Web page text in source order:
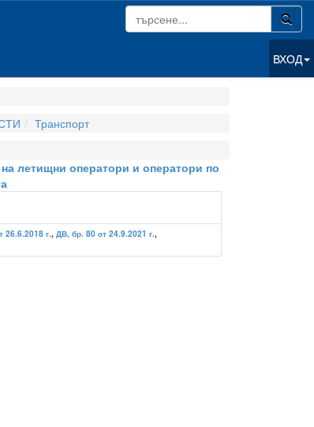
ВХОД
Транспорт
летищни оператори и оператори по
26.6.2018 г., ДВ, бр. 80 от 24.9.2021 г.,